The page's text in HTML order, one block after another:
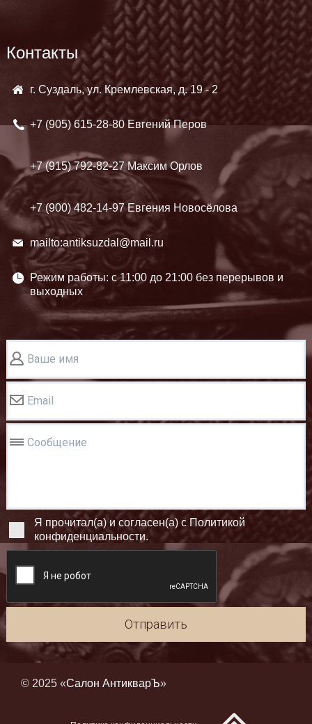
Контакты
г. Суздаль, ул. Кремлевская, д. 19 - 2
+7 (905)615-28-80 Евгений Перов
+7 (915)792-82-27 Максим Орлов
+7 (900)482-14-97 Евгения Новосёлова
mailto:antiksuzdal@mail.ru
Режим работы: c 11:00 до 21:00 без перерывов и
выходных
Ваше имя
Email
Сообщение
Я прочитал(а) и согласен(а) с Политикой
конфиденциальности.
Отправить
© 2025 «Салон АнтикварЪ»